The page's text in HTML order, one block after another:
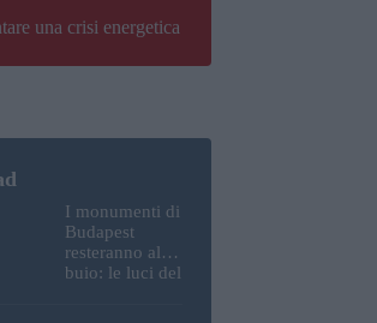
una crisi energetica
I monumenti di
Budapest
resteranno al
buio: le luci del